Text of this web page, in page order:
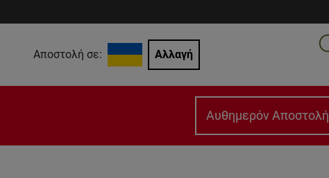
Αποστολή σε: Αλλαγή
Αυθημερόν Αποστολή